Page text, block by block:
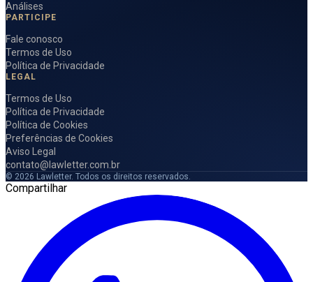
Análises
PARTICIPE
Fale conosco
Termos de Uso
Política de Privacidade
LEGAL
Termos de Uso
Política de Privacidade
Política de Cookies
Preferências de Cookies
Aviso Legal
contato@lawletter.com.br
© 2026 Lawletter. Todos os direitos reservados.
Compartilhar